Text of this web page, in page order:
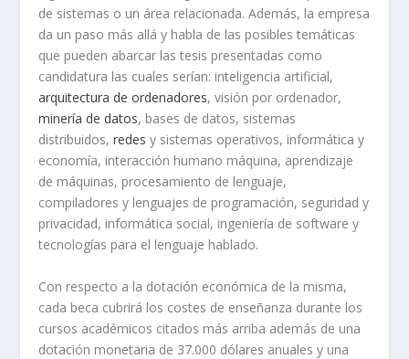
de sistemas o un área relacionada. Además, la empresa
da un paso más allá y habla de las posibles temáticas
que pueden abarcar las tesis presentadas como
candidatura las cuales serían: inteligencia artificial,
arquitectura de ordenadores, visión por ordenador,
minería de datos, bases de datos, sistemas
distribuidos,redes y sistemas operativos, informática y
economía, interacción humano máquina, aprendizaje
de máquinas, procesamiento de lenguaje,
compiladores y lenguajes de programación, seguridad y
privacidad, informática social, ingeniería de software y
tecnologías para el lenguaje hablado.
Con respecto a la dotación económica de la misma,
cada beca cubrirá los costes de enseñanza durante los
cursos académicos citados más arriba además de una
dotación monetaria de 37.000 dólares anuales y una